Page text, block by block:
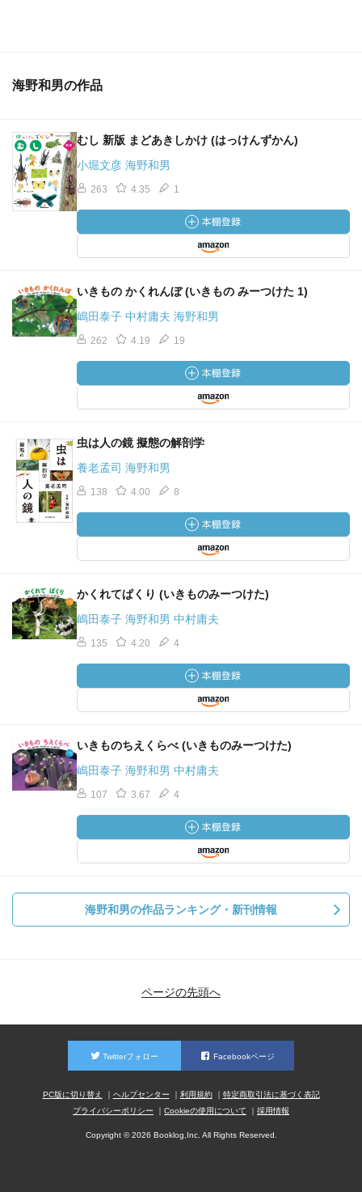
海野和男の作品
むし 新版 まどあきしかけ (はっけんずかん)
小堀文彦 海野和男
263 4.35 1
いきもの かくれんぼ (いきもの みーつけた 1)
嶋田泰子 中村庸夫 海野和男
262 4.19 19
虫は人の鏡 擬態の解剖学
養老孟司 海野和男
138 4.00 8
かくれてぱくり (いきものみーつけた)
嶋田泰子 海野和男 中村庸夫
135 4.20 4
いきものちえくらべ (いきものみーつけた)
嶋田泰子 海野和男 中村庸夫
107 3.67 4
海野和男の作品ランキング・新刊情報
ページの先頭へ
Twitterフォロー Facebookページ
PC版に切り替え ヘルプセンター 利用規約
特定商取引法に基づく表記
プライバシーポリシー
Cookieの使用について 採用情報
Copyright © 2026 Booklog,Inc. All Rights Reserved.